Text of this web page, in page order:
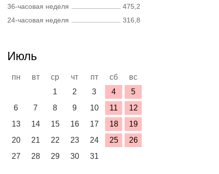
36-часовая неделя
475,2
24-часовая неделя
316,8
Июль
пн вт ср чт пт сб
вс
1
2 3 4
5
6
7 8 9 10 11
12
13
14 15 16 17 18
19
20
21 22 23 24 25
26
27
28 29 30 31